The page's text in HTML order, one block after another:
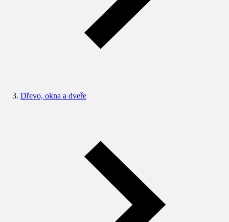
Dřevo, okna a dveře